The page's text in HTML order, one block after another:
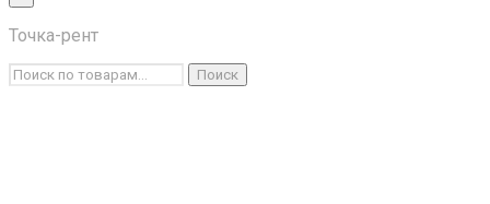
Каталог товаров
Условия аренды
Точка-рент
Искать:
Поиск